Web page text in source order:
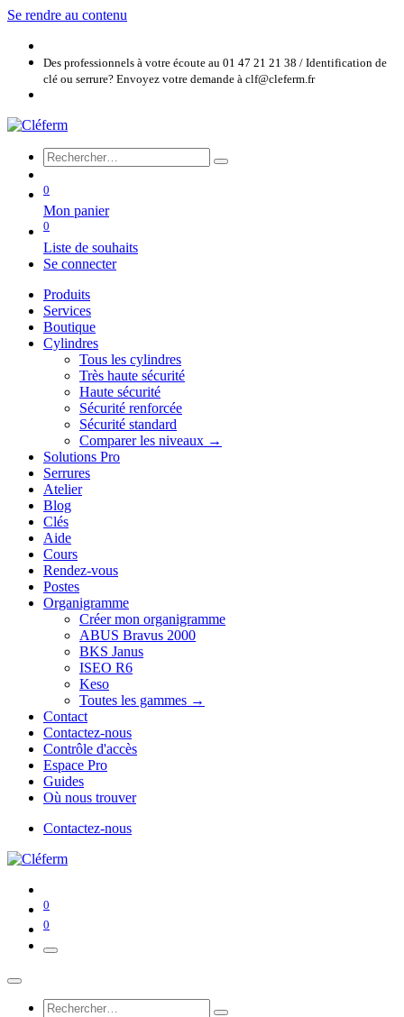
Se rendre au contenu
Des professionnels à votre écoute au 01 47 21 21 38 / Identification de
clé ou serrure? Envoyez votre demande à clf@cleferm.fr
0
Mon panier
0
Liste de souhaits
Se connecter
Produits
Services
Boutique
Cylindres
Tous les cylindres
Très haute sécurité
Haute sécurité
Sécurité renforcée
Sécurité standard
Comparer les niveaux →
Solutions Pro
Serrures
Atelier
Blog
Clés
Aide
Cours
Rendez-vous
Postes
Organigramme
Créer mon organigramme
ABUS Bravus 2000
BKS Janus
ISEO R6
Keso
Toutes les gammes →
Contact
Contactez-nous
Contrôle d'accès
Espace Pro
Guides
Où nous trouver
Contactez-nous
0
0